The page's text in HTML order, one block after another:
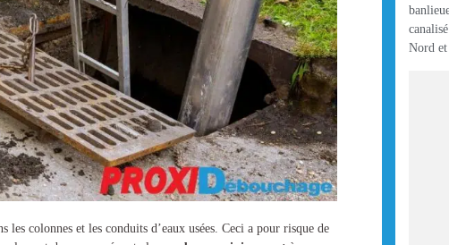
les colonnes et les conduits d’eaux usées. Ceci a pour risque de
Nord et